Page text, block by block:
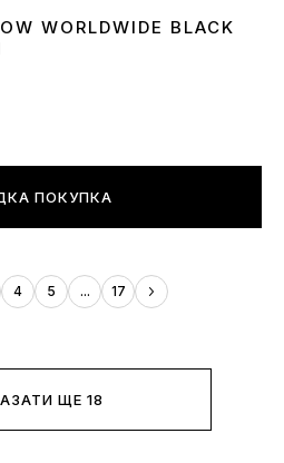
WORLDWIDE BLACK
ПОКУПКА
4 5 ... 17
ЩЕ 18